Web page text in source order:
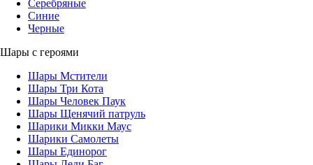
Серебряные
Синие
Черные
Шары с героями
Шары Мстители
Шары Три Кота
Шары Человек Паук
Шары Щенячий патруль
Шарики Микки Маус
Шарики Самолеты
Шары Единорог